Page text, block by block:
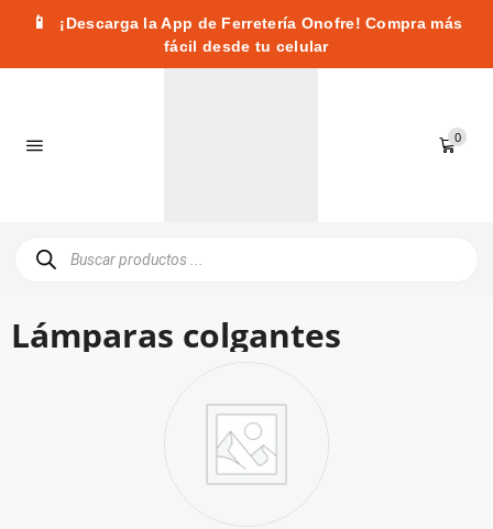
📱
¡Descarga la App de Ferretería Onofre! Compra más
fácil desde tu celular
0
Lámparas colgantes